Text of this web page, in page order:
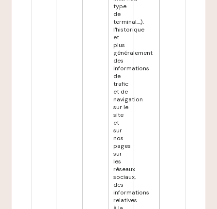
type
de
terminal,...),
l'historique
et
plus
généralement
des
informations
de
trafic
et de
navigation
sur le
site
et
sur
nos
pages
sur
les
réseaux
sociaux,
des
informations
relatives